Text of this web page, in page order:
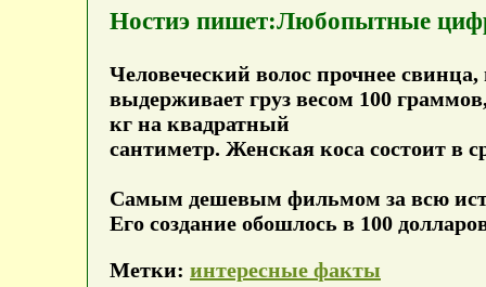
Ностиэ пишет:Любопытные
Человеческий волос прочнее
выдерживает груз весом 100
кг на квадратный
сантиметр. Женская коса состоит в
Самым дешевым фильмом за всю
Его создание обошлось в 100
Метки: интересные факты